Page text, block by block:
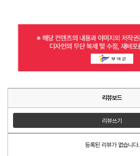
리뷰보드
리뷰쓰기
등록된 리뷰가 없습니다.